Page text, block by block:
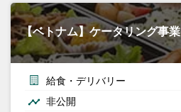
【ベトナム】ケータリング事業
給食・デリバリー
非公開